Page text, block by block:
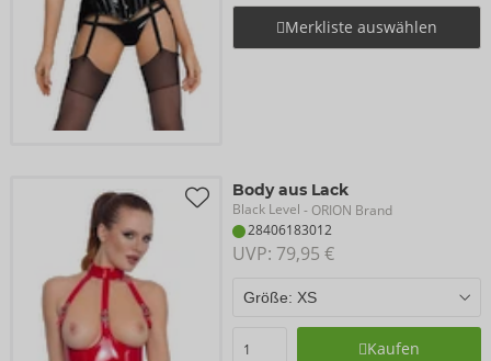
Merkliste auswählen
Body aus Lack
Black Level - ORION Brand
28406183012
UVP: 79,95 €
Kaufen